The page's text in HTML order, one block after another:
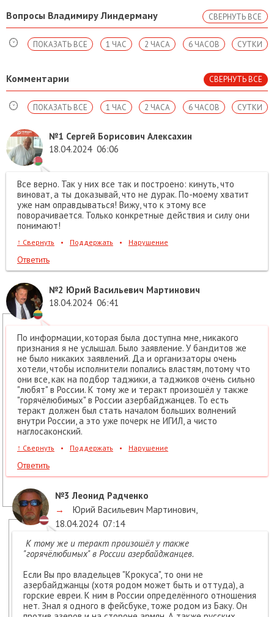
Вопросы Владимиру Линдерману СВЕРНУТЬ ВСЕ
СУТКИ
6 ЧАСОВ
2 ЧАСА
1 ЧАС
ПОКАЗАТЬ ВСЕ
Комментарии СВЕРНУТЬ ВСЕ
СУТКИ
6 ЧАСОВ
2 ЧАСА
1 ЧАС
ПОКАЗАТЬ ВСЕ
№1 Сергей Борисович Алексахин
18.04.2024 06:06
Все верно. Так у них все так и построено: кинуть, что
виноват, а ты доказывай, что не дурак. По-моему хватит
уже нам оправдываться! Вижу, что к этому все
поворачивается. Только конкретные действия и силу они
понимают!
↑ Свернуть • Поддержать • Нарушение
Ответить
№2 Юрий Васильевич Мартинович
18.04.2024 06:41
По информации, которая была доступна мне, никакого
признания я не услышал. Было заявление. У бандитов же
не было никаких заявлений. Да и организаторы очень
хотели, чтобы исполнители попались властям, потому что
они все, как на подбор таджики, а таджиков очень сильно
"любят" в России. К тому же и теракт произошёл у также
"горячёлюбимых" в России азербайджанцев. То есть
теракт должен был стать началом больших волнений
внутри России, а это уже почерк не ИГИЛ, а чисто
наглосаконский.
↑ Свернуть • Поддержать • Нарушение
Ответить
№3 Леонид Радченко
→
Юрий Васильевич Мартинович,
18.04.2024 07:14
К тому же и теракт произошёл у также
"горячёлюбимых" в России азербайджанцев.
Если Вы про владельцев "Крокуса", то они не
азербайджанцы (хотя родом может быть и оттуда), а
горские евреи. К ним в России определённого отношения
нет. Знал я одного в фейсбуке, тоже родом из Баку. Он